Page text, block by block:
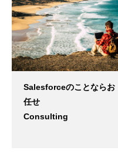
Salesforceのことならお
任せ
Consulting